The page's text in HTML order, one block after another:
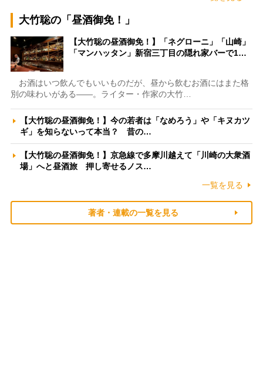
大竹聡の「昼酒御免！」
【大竹聡の昼酒御免！】「ネグローニ」「山崎」
「マンハッタン」新宿三丁目の隠れ家バーで1…
お酒はいつ飲んでもいいものだが、昼から飲むお酒にはまた格
別の味わいがある――。ライター・作家の大竹…
【大竹聡の昼酒御免！】今の若者は「なめろう」や「キヌカツ
ギ」を知らないって本当？ 昔の…
【大竹聡の昼酒御免！】京急線で多摩川越えて「川崎の大衆酒
場」へと昼酒旅 押し寄せるノス…
一覧を見る
著者・連載の一覧を見る